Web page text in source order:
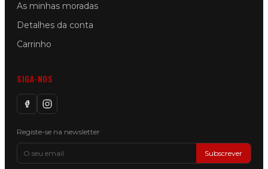
As minhas moradas
Detalhes da conta
Carrinho
SIGA-NOS
Registe-se na newsletter
Subscrever